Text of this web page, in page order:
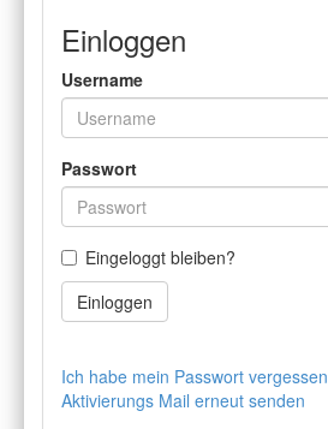
Einloggen
Username
Passwort
Eingeloggt bleiben?
Einloggen
Ich habe mein Passwort vergessen
Aktivierungs Mail erneut senden